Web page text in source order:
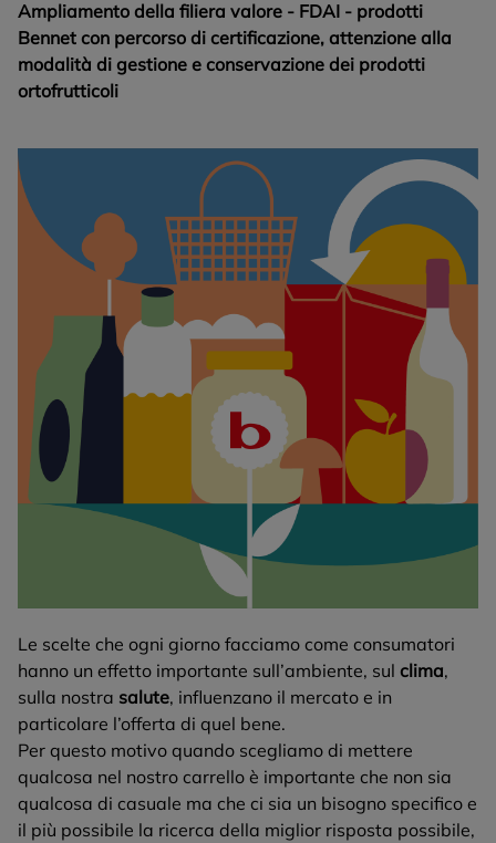
Ampliamento della filiera valore - FDAI - prodotti
Bennet con percorso di certificazione, attenzione alla
modalità di gestione e conservazione dei prodotti
ortofrutticoli
Le scelte che ogni giorno facciamo come consumatori
hanno un effetto importante sull’ambiente, sul clima,
sulla nostra salute, influenzano il mercato e in
particolare l’offerta di quel bene.
Per questo motivo quando scegliamo di mettere
qualcosa nel nostro carrello è importante che non sia
qualcosa di casuale ma che ci sia un bisogno specifico e
il più possibile la ricerca della miglior risposta possibile,